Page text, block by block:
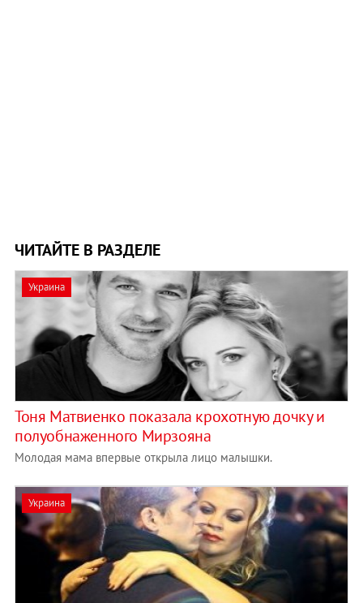
ЧИТАЙТЕ В РАЗДЕЛЕ
Украина
Тоня Матвиенко показала крохотную дочку и
полуобнаженного Мирзояна
Молодая мама впервые открыла лицо малышки.
Украина